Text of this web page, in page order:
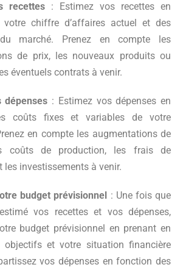
recettes : Estimez vos recettes en
chiffre d’affaires actuel et des
marché. Prenez en compte les
de prix, les nouveaux produits ou
éventuels contrats à venir.
dépenses : Estimez vos dépenses en
coûts fixes et variables de votre
en compte les augmentations de
coûts de production, les frais de
les investissements à venir.
budget prévisionnel : Une fois que
vos recettes et vos dépenses,
budget prévisionnel en prenant en
objectifs et votre situation financière
vos dépenses en fonction des